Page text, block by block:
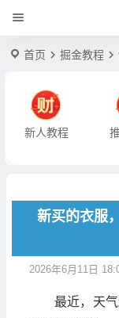
首页 掘金教程
新人教程
新买的衣服
2026年6月11日
最近，天